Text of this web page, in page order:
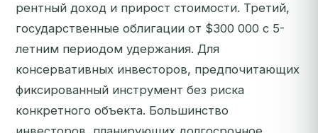
рентный доход и прирост стоимости. Третий,
государственные облигации от $300 000 с 5-
летним периодом удержания. Для
консервативных инвесторов, предпочитающих
фиксированный инструмент без риска
конкретного объекта. Большинство